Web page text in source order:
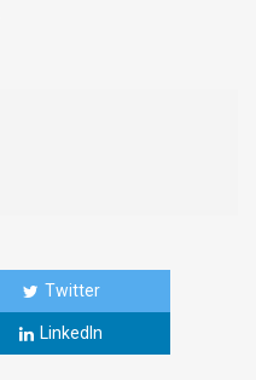
Twitter
LinkedIn